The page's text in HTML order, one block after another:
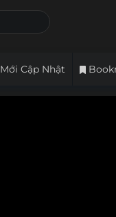
Mới Cập Nhật